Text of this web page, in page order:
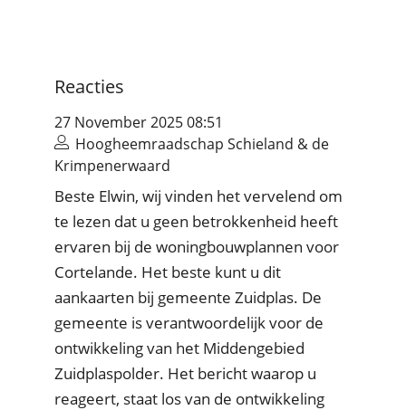
Reacties
27 November 2025 08:51
Hoogheemraadschap Schieland & de
Krimpenerwaard
Beste Elwin, wij vinden het vervelend om
te lezen dat u geen betrokkenheid heeft
ervaren bij de woningbouwplannen voor
Cortelande. Het beste kunt u dit
aankaarten bij gemeente Zuidplas. De
gemeente is verantwoordelijk voor de
ontwikkeling van het Middengebied
Zuidplaspolder. Het bericht waarop u
reageert, staat los van de ontwikkeling